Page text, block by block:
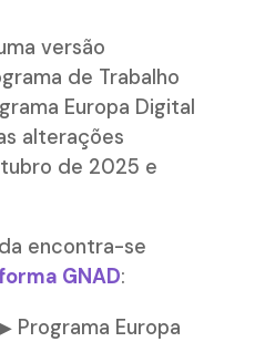
versão
de Trabalho
Europa Digital
alterações
de 2025 e
encontra-se
GNAD:
Programa Europa